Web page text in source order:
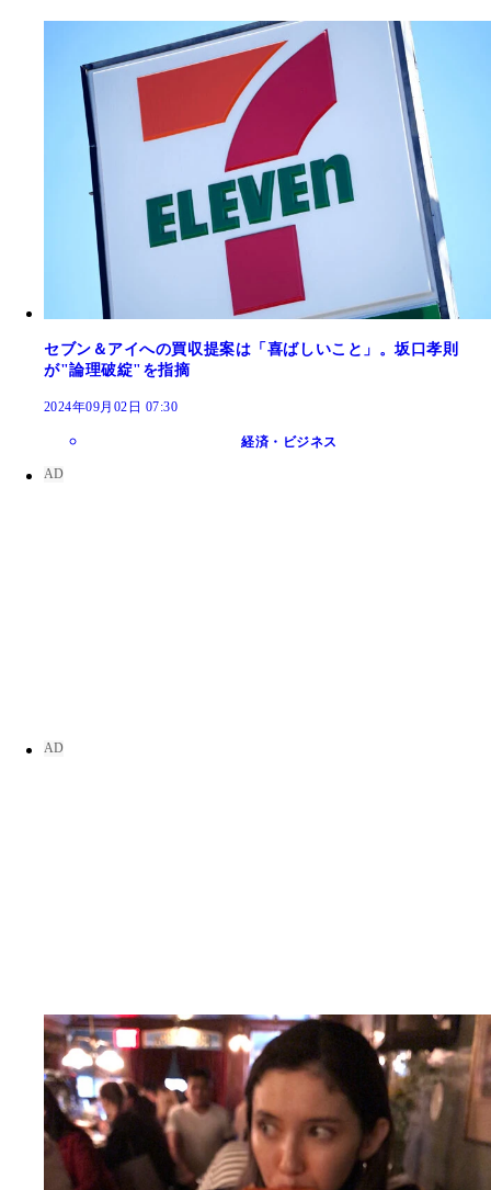
セブン＆アイへの買収提案は「喜ばしいこと」。坂口孝則
が"論理破綻"を指摘
2024年09月02日 07:30
経済・ビジネス